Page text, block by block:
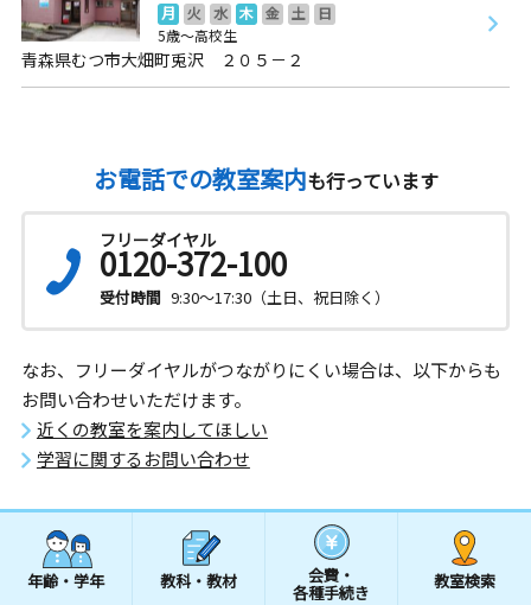
月 火 水 木 金 土
日
5歳～高校生
青森県むつ市大畑町兎沢 ２０５－２
お電話での教室案内も行っています
フリーダイヤル
0120-372-100
受付時間 9:30～17:30（土日、祝日除く）
なお、フリーダイヤルがつながりにくい場合は、以下からも
お問い合わせいただけます。
近くの教室を案内してほしい
学習に関するお問い合わせ
年齢・学年 教科・教材 会費・
各種手続き
教室検索